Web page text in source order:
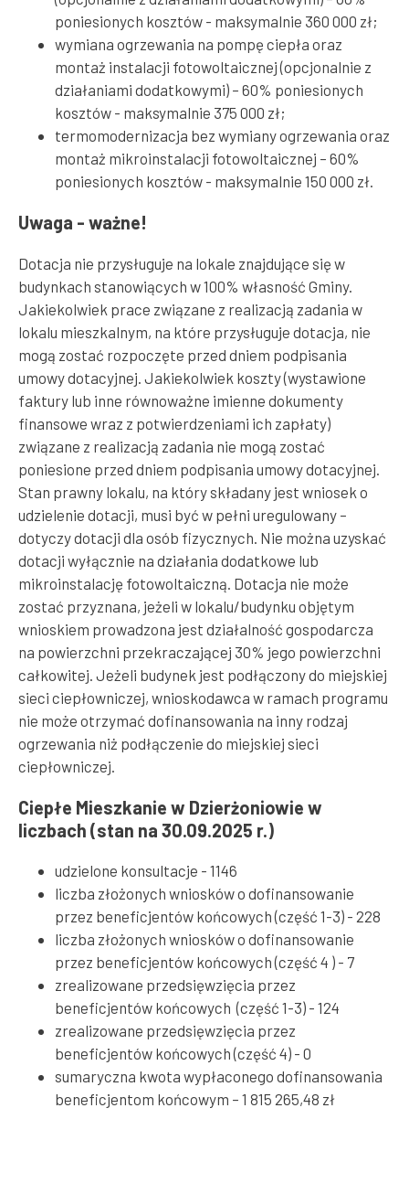
poniesionych kosztów - maksymalnie 360 000 zł;
wymiana ogrzewania na pompę ciepła oraz
montaż instalacji fotowoltaicznej (opcjonalnie z
działaniami dodatkowymi) – 60% poniesionych
kosztów - maksymalnie 375 000 zł;
termomodernizacja bez wymiany ogrzewania oraz
montaż mikroinstalacji fotowoltaicznej – 60%
poniesionych kosztów - maksymalnie 150 000 zł.
Uwaga - ważne!
Dotacja nie przysługuje na lokale znajdujące się w
budynkach stanowiących w 100% własność Gminy.
Jakiekolwiek prace związane z realizacją zadania w
lokalu mieszkalnym, na które przysługuje dotacja, nie
mogą zostać rozpoczęte przed dniem podpisania
umowy dotacyjnej. Jakiekolwiek koszty (wystawione
faktury lub inne równoważne imienne dokumenty
finansowe wraz z potwierdzeniami ich zapłaty)
związane z realizacją zadania nie mogą zostać
poniesione przed dniem podpisania umowy dotacyjnej.
Stan prawny lokalu, na który składany jest wniosek o
udzielenie dotacji, musi być w pełni uregulowany –
dotyczy dotacji dla osób fizycznych. Nie można uzyskać
dotacji wyłącznie na działania dodatkowe lub
mikroinstalację fotowoltaiczną. Dotacja nie może
zostać przyznana, jeżeli w lokalu/budynku objętym
wnioskiem prowadzona jest działalność gospodarcza
na powierzchni przekraczającej 30% jego powierzchni
całkowitej. Jeżeli budynek jest podłączony do miejskiej
sieci ciepłowniczej, wnioskodawca w ramach programu
nie może otrzymać dofinansowania na inny rodzaj
ogrzewania niż podłączenie do miejskiej sieci
ciepłowniczej.
Ciepłe Mieszkanie w Dzierżoniowie w
liczbach (stan na 30.09.2025 r.)
udzielone konsultacje - 1146
liczba złożonych wniosków o dofinansowanie
przez beneficjentów końcowych (część 1-3) - 228
liczba złożonych wniosków o dofinansowanie
przez beneficjentów końcowych (część 4 ) - 7
zrealizowane przedsięwzięcia przez
beneficjentów końcowych (część 1-3) - 124
zrealizowane przedsięwzięcia przez
beneficjentów końcowych (część 4) - 0
sumaryczna kwota wypłaconego dofinansowania
beneficjentom końcowym – 1 815 265,48 zł